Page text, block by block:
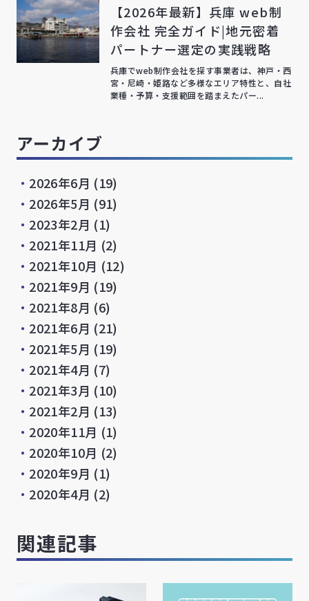
【2026年最新】兵庫 web制
作会社 完全ガイド|地元密着
パートナー選定の実践戦略
兵庫でweb制作会社を探す事業者は、神戸・西
宮・尼崎・姫路など多様なエリア特性と、自社
業種・予算・支援範囲を踏まえたパー...
アーカイブ
・ 2026年6月 (19)
・ 2026年5月 (91)
・ 2023年2月 (1)
・ 2021年11月 (2)
・ 2021年10月 (12)
・ 2021年9月 (19)
・ 2021年8月 (6)
・ 2021年6月 (21)
・ 2021年5月 (19)
・ 2021年4月 (7)
・ 2021年3月 (10)
・ 2021年2月 (13)
・ 2020年11月 (1)
・ 2020年10月 (2)
・ 2020年9月 (1)
・ 2020年4月 (2)
関連記事